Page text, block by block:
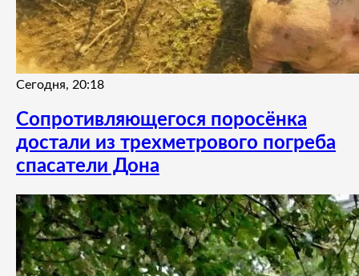
Сегодня, 20:18
Сопротивляющегося поросёнка
достали из трехметрового погреба
спасатели Дона